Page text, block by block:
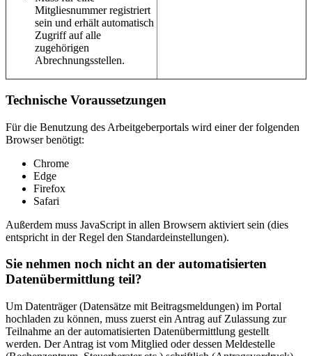
Mitgliesnummer registriert
sein und erhält automatisch
Zugriff auf alle
zugehörigen
Abrechnungsstellen.
Technische Voraussetzungen
Für die Benutzung des Arbeitgeberportals wird einer der folgenden
Browser benötigt:
Chrome
Edge
Firefox
Safari
Außerdem muss JavaScript in allen Browsern aktiviert sein (dies
entspricht in der Regel den Standardeinstellungen).
Sie nehmen noch nicht an der automatisierten
Datenübermittlung teil?
Um Datenträger (Datensätze mit Beitragsmeldungen) im Portal
hochladen zu können, muss zuerst ein Antrag auf Zulassung zur
Teilnahme an der automatisierten Datenübermittlung gestellt
werden. Der Antrag ist vom Mitglied oder dessen Meldestelle